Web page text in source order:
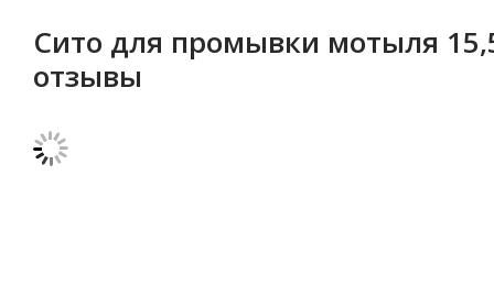
Сито для промывки мотыля
отзывы